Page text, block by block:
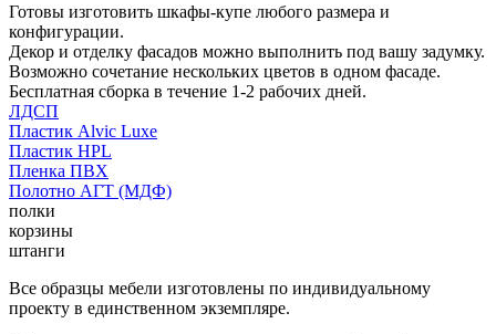
Готовы изготовить шкафы-купе любого размера и
конфигурации.
Декор и отделку фасадов можно выполнить под вашу задумку.
Возможно сочетание нескольких цветов в одном фасаде.
Бесплатная сборка в течение 1-2 рабочих дней.
ЛДСП
Пластик Alvic Luxe
Пластик HPL
Пленка ПВХ
Полотно АГТ (МДФ)
полки
корзины
штанги
Все образцы мебели изготовлены по индивидуальному
проекту в единственном экземпляре.